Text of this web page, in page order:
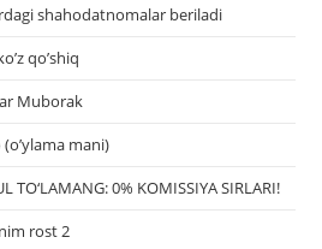
shahodatnomalar beriladi
qo’shiq
Muborak
mani)
TO‘LAMANG: 0% KOMISSIYA SIRLARI!
rost 2